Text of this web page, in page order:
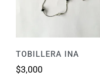
TOBILLERA INA
$3,000